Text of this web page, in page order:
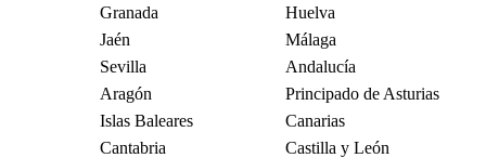
Granada
Huelva
Jaén
Málaga
Sevilla
Andalucía
Aragón
Principado de Asturias
Islas Baleares
Canarias
Cantabria
Castilla y León